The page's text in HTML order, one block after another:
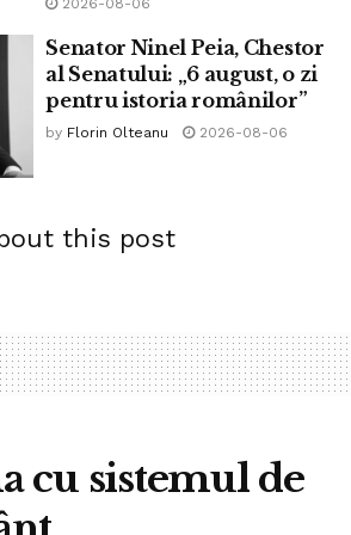
bugetari Comisia Europeană
deficit bugetar
2026-08-06
Senator Ninel Peia, Chestor
al Senatului: „6 august, o zi
pentru istoria românilor”
by Florin Olteanu 2026-08-06
this post
cu sistemul de